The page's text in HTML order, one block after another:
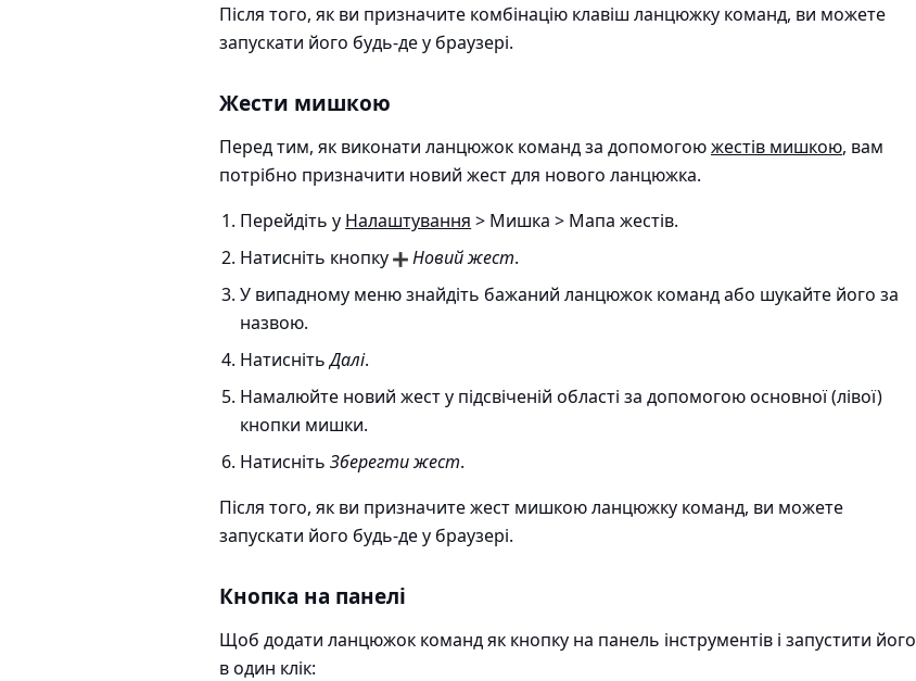
Після того, як ви призначите комбінацію клавіш ланцюжку команд, ви можете
запускати його будь-де у браузері.
Жести мишкою
Перед тим, як виконати ланцюжок команд за допомогоюжестів мишкою, вам
потрібно призначити новий жест для нового ланцюжка.
Перейдіть у Налаштування > Мишка > Мапа жестів.
Натисніть кнопку
Новий жест.
У випадному меню знайдіть бажаний ланцюжок команд або шукайте його за
назвою.
НатиснітьДалі.
Намалюйте новий жест у підсвіченій області за допомогою основної (лівої)
кнопки мишки.
НатиснітьЗберегти жест.
Після того, як ви призначите жест мишкою ланцюжку команд, ви можете
запускати його будь-де у браузері.
Кнопка на панелі
Щоб додати ланцюжок команд як кнопку на панель інструментів і запустити його
в один клік: